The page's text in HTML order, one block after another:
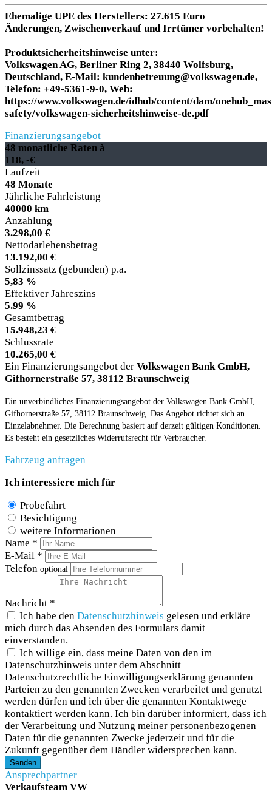
Ehemalige UPE des Herstellers: 27.615 Euro
Änderungen, Zwischenverkauf und Irrtümer vorbehalten!
Produktsicherheitshinweise unter:
Volkswagen AG, Berliner Ring 2, 38440 Wolfsburg,
Deutschland, E-Mail: kundenbetreuung@volkswagen.de,
Telefon: +49-5361-9-0, Web:
https://www.volkswagen.de/idhub/content/dam/
safety/volkswagen-sicherheitshinweise-de.pdf
Finanzierungsangebot
48 monatliche Raten à
118, -€
Laufzeit
48 Monate
Jährliche Fahrleistung
40000 km
Anzahlung
3.298,00 €
Nettodarlehensbetrag
13.192,00 €
Sollzinssatz (gebunden) p.a.
5,83 %
Effektiver Jahreszins
5.99 %
Gesamtbetrag
15.948,23 €
Schlussrate
10.265,00 €
Ein Finanzierungsangebot der Volkswagen Bank GmbH,
Gifhornerstraße 57, 38112 Braunschweig
Ein unverbindliches Finanzierungsangebot der Volkswagen Bank GmbH,
Gifhornerstraße 57, 38112 Braunschweig. Das Angebot richtet sich an
Einzelabnehmer. Die Berechnung basiert auf derzeit gültigen Konditionen.
Es besteht ein gesetzliches Widerrufsrecht für Verbraucher.
Fahrzeug anfragen
Ich interessiere mich für
Probefahrt
Besichtigung
weitere Informationen
Name *
E-Mail *
Telefon optional
Nachricht *
Ich habe den Datenschutzhinweis gelesen und erkläre
mich durch das Absenden des Formulars damit
einverstanden.
Ich willige ein, dass meine Daten von den im
Datenschutzhinweis unter dem Abschnitt
Datenschutzrechtliche Einwilligungserklärung genannten
Parteien zu den genannten Zwecken verarbeitet und genutzt
werden dürfen und ich über die genannten Kontaktwege
kontaktiert werden kann. Ich bin darüber informiert, dass ich
der Verarbeitung und Nutzung meiner personenbezogenen
Daten für die genannten Zwecke jederzeit und für die
Zukunft gegenüber dem Händler widersprechen kann.
Senden
Ansprechpartner
Verkaufsteam VW